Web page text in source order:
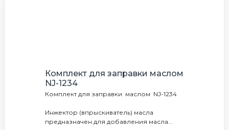
Комплект для заправки маслом
NJ-1234
Комплект для заправки маслом NJ-1234
Инжектор (впрыскиватель) масла
предназначен для добавления масла...